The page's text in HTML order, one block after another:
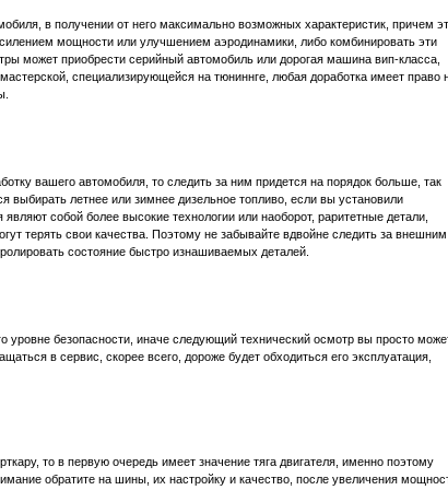
в получении от него максимально возможных характеристик, причем
мощности или улучшением аэродинамики, либо комбинировать эти
может приобрести серийный автомобиль или дорогая машина вип-класса,
специализирующейся на тюниннге, любая доработка имеет право
вашего автомобиля, то следить за ним придется на порядок больше, так
выбирать летнее или зимнее дизельное топливо, если вы установили
собой более высокие технологии или наоборот, раритетные детали,
терять свои качества. Поэтому не забывайте вдвойне следить за внешним
состояние быстро изнашиваемых деталей.
уровне безопасности, иначе следующий технический осмотр вы просто
в сервис, скорее всего, дороже будет обходиться его эксплуатация,
то в первую очередь имеет значение тяга двигателя, именно поэтому
обратите на шины, их настройку и качество, после увеличения